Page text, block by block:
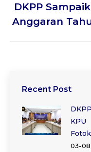
DKPP
Anggaran
Recent Post
03-